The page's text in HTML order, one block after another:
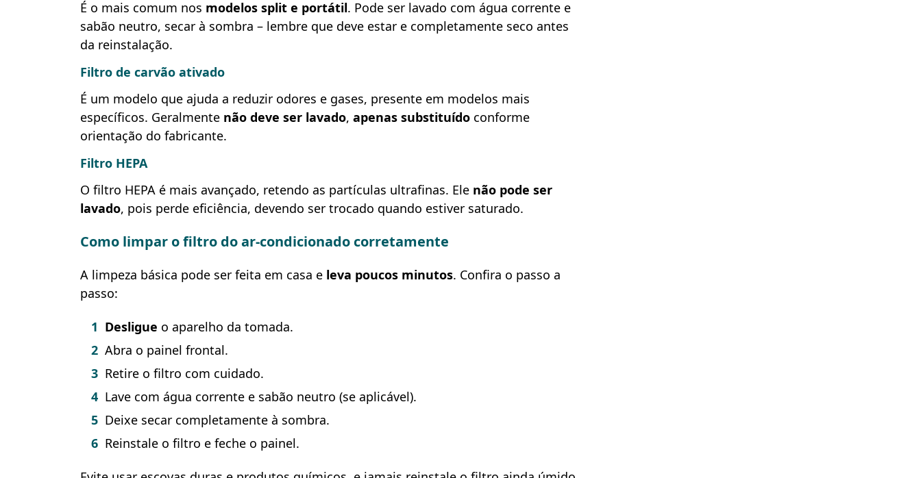
É o mais comum nos modelos split e portátil. Pode ser lavado com água corrente e
sabão neutro, secar à sombra – lembre que deve estar e completamente seco antes
da reinstalação.
Filtro de carvão ativado
É um modelo que ajuda a reduzir odores e gases, presente em modelos mais
específicos. Geralmente não deve ser lavado, apenas substituído conforme
orientação do fabricante.
Filtro HEPA
O filtro HEPA é mais avançado, retendo as partículas ultrafinas. Ele não pode ser
lavado, pois perde eficiência, devendo ser trocado quando estiver saturado.
Como limpar o filtro do ar-condicionado corretamente
A limpeza básica pode ser feita em casa e leva poucos minutos. Confira o passo a
passo:
Desligue o aparelho da tomada.
Abra o painel frontal.
Retire o filtro com cuidado.
Lave com água corrente e sabão neutro (se aplicável).
Deixe secar completamente à sombra.
Reinstale o filtro e feche o painel.